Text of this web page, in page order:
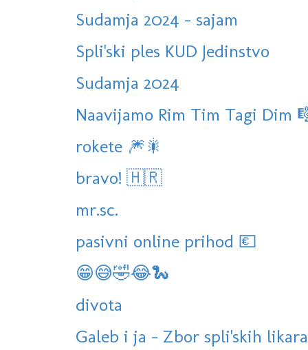
Sudamja 2024 - sajam
Spli'ski ples KUD Jedinstvo
Sudamja 2024
Naavijamo Rim Tim Tagi
rokete 🎆🎇
bravo! 🇭🇷
mr.sc.
pasivni online prihod 💶
😁😅🤣😂🐍
divota
Galeb i ja - Zbor spli'skih